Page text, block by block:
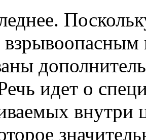
идет о
внутри